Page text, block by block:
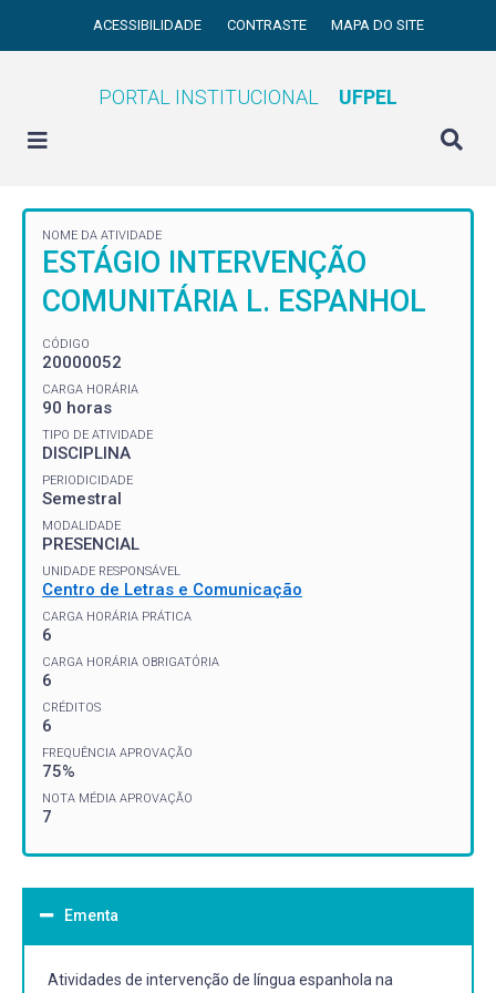
ACESSIBILIDADE CONTRASTE MAPA DO SITE
PORTAL INSTITUCIONAL UFPEL
NOME DA ATIVIDADE
ESTÁGIO INTERVENÇÃO
COMUNITÁRIA L. ESPANHOL
CÓDIGO
20000052
CARGA HORÁRIA
90 horas
TIPO DE ATIVIDADE
DISCIPLINA
PERIODICIDADE
Semestral
MODALIDADE
PRESENCIAL
UNIDADE RESPONSÁVEL
Centro de Letras e Comunicação
CARGA HORÁRIA PRÁTICA
6
CARGA HORÁRIA OBRIGATÓRIA
6
CRÉDITOS
6
FREQUÊNCIA APROVAÇÃO
75%
NOTA MÉDIA APROVAÇÃO
7
Ementa
Atividades de intervenção de língua espanhola na